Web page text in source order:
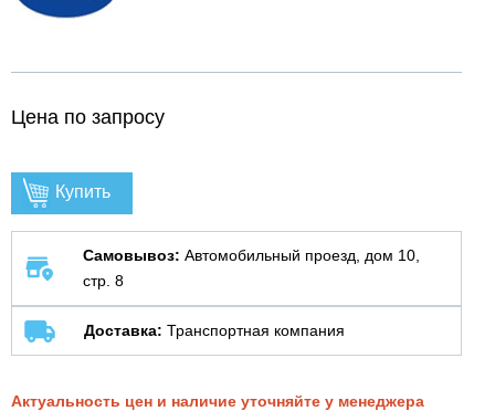
Цена по запросу
Купить
Самовывоз: Автомобильный проезд, дом 10,
стр. 8
Доставка: Транспортная компания
Актуальность цен и наличие уточняйте у менеджера